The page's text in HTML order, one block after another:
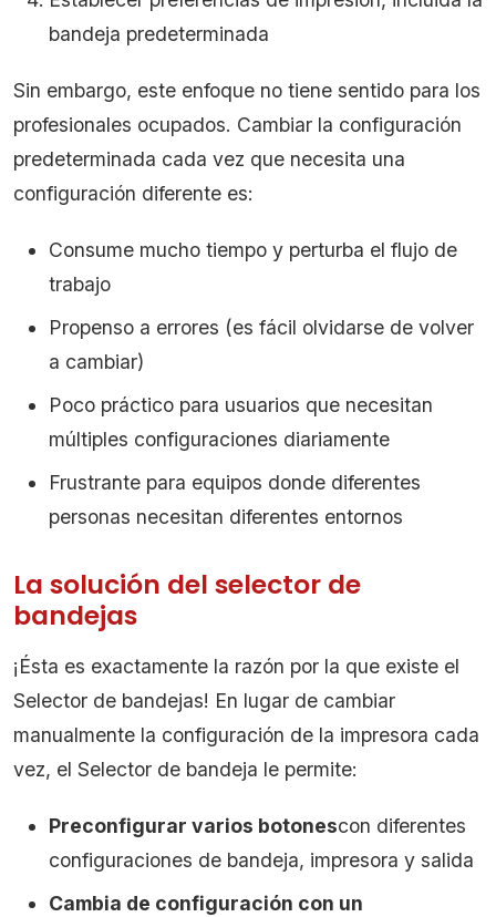
bandeja predeterminada
Sin embargo, este enfoque no tiene sentido para los
profesionales ocupados. Cambiar la configuración
predeterminada cada vez que necesita una
configuración diferente es:
Consume mucho tiempo y perturba el flujo de
trabajo
Propenso a errores (es fácil olvidarse de volver
a cambiar)
Poco práctico para usuarios que necesitan
múltiples configuraciones diariamente
Frustrante para equipos donde diferentes
personas necesitan diferentes entornos
La solución del selector de
bandejas
¡Ésta es exactamente la razón por la que existe el
Selector de bandejas! En lugar de cambiar
manualmente la configuración de la impresora cada
vez, el Selector de bandeja le permite:
Preconfigurar varios botonescon diferentes
configuraciones de bandeja, impresora y salida
Cambia de configuración con un